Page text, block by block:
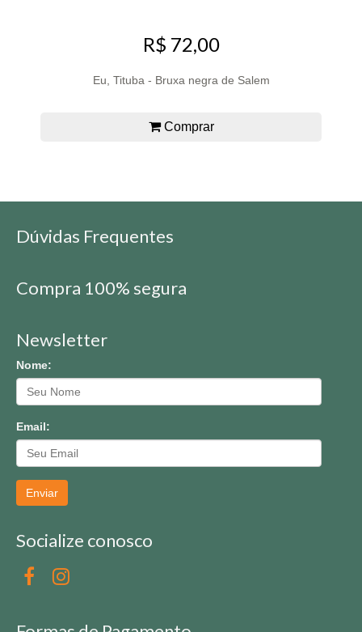
R$ 72,00
Eu, Tituba - Bruxa negra de Salem
Comprar
Dúvidas Frequentes
Compra 100% segura
Newsletter
Nome:
Email:
Enviar
Socialize conosco